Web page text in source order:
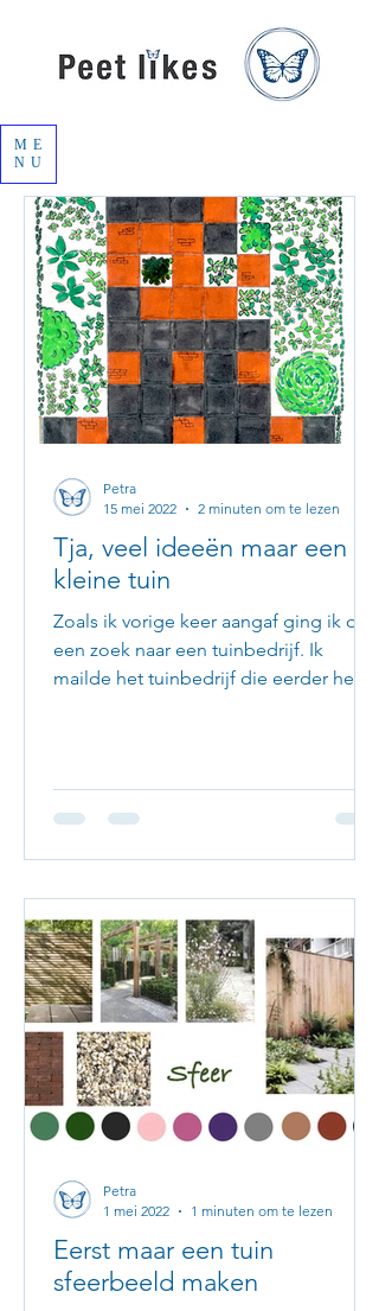
ME
NU
Tja, veel ideeën maar een
kleine tuin
Zoals ik vorige keer aangaf ging ik op
een zoek naar een tuinbedrijf. Ik
mailde het tuinbedrijf die eerder het
Petra
15 mei 2022
2 minuten om te lezen
Eerst maar een tuin
sfeerbeeld maken
Petra
1 mei 2022
1 minuten om te lezen